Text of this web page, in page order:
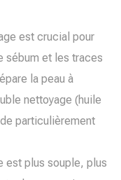
est crucial pour
sébum et les traces
la peau à
nettoyage (huile
particulièrement
est plus souple, plus